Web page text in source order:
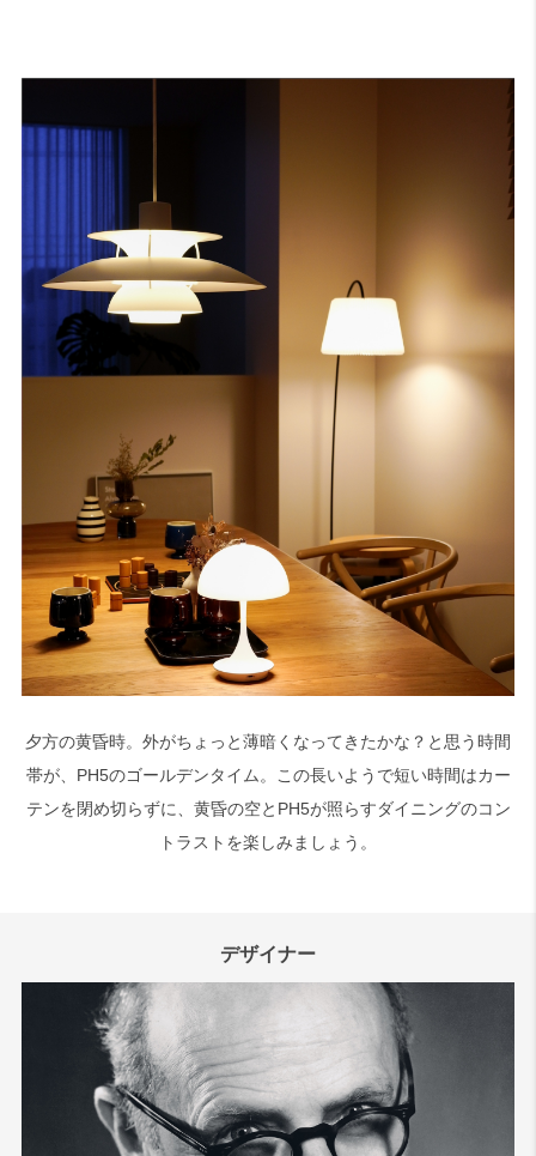
夕方の黄昏時。外がちょっと薄暗くなってきたかな？と思う時間
帯が、PH5のゴールデンタイム。この長いようで短い時間はカー
テンを閉め切らずに、黄昏の空とPH5が照らすダイニングのコン
トラストを楽しみましょう。
デザイナー